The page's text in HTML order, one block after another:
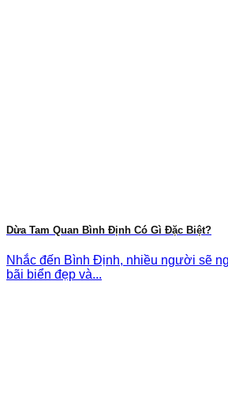
Dừa Tam Quan Bình Định Có Gì Đặc Biệt?
Nhắc đến Bình Định, nhiều người sẽ
bãi biển đẹp và...